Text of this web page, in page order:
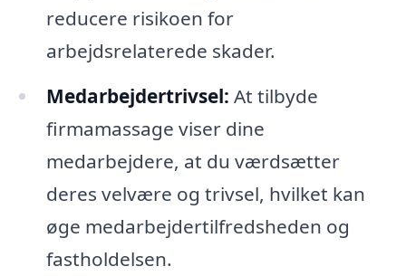
reducere risikoen for
arbejdsrelaterede skader.
Medarbejdertrivsel: At tilbyde
firmamassage viser dine
medarbejdere, at du værdsætter
deres velvære og trivsel, hvilket kan
øge medarbejdertilfredsheden og
fastholdelsen.